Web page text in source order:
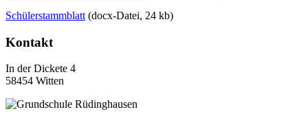
Schülerstammblatt (docx-Datei, 24 kb)
Kontakt
In der Dickete 4
58454 Witten